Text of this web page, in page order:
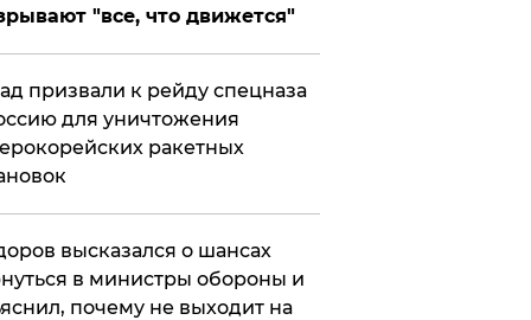
"все, что движется"
призвали к рейду спецназа
для уничтожения
ракетных
высказался о шансах
в министры обороны и
почему не выходит на